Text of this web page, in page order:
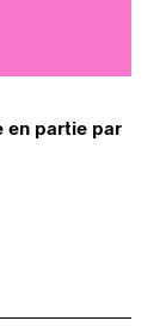
en partie par